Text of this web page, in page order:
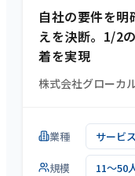
自社の要件を明
えを決断。1/2
着を実現
株式会社グローカ
業種 サービ
規模 11～50